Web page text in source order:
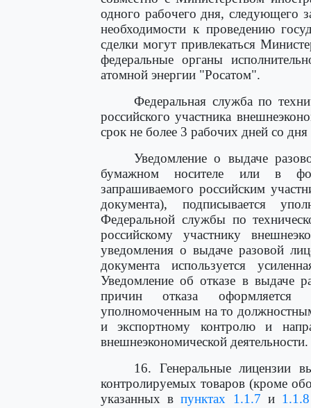
одного рабочего дня, следующего
необходимости к проведению
сделки могут привлекаться
федеральные органы
атомной энергии "Росатом".
Федеральная служба по
российского участника
срок не более 3 рабочих дней со
Уведомление о выдаче
бумажном носителе или в
запрашиваемого российским
документа), подписывается
Федеральной службы по
российскому участнику
уведомления о выдаче разовой
документа используется
Уведомление об отказе в выдаче
причин отказа оформляется
уполномоченным на то
и экспортному контролю и
внешнеэкономической деятельности.
16. Генеральные лицензии
контролируемых товаров (кроме
указанных впунктах 1.1.7 и